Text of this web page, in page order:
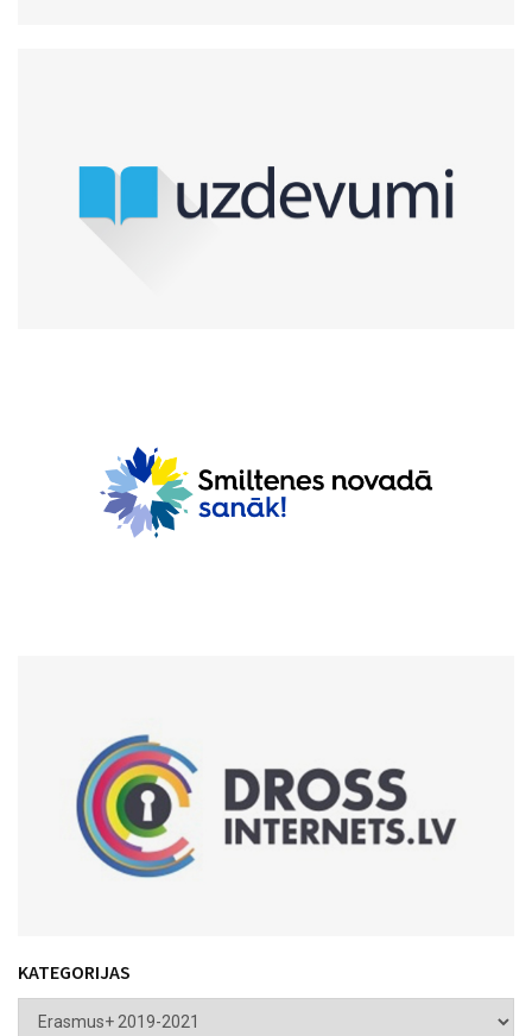
KATEGORIJAS